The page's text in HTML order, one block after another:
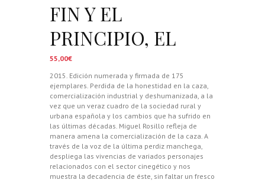
FIN Y EL
PRINCIPIO, EL
55,00€
2015. Edición numerada y firmada de 175
ejemplares. Perdida de la honestidad en la caza,
comercialización industrial y deshumanizada, a la
vez que un veraz cuadro de la sociedad rural y
urbana española y los cambios que ha sufrido en
las últimas décadas. Miguel Rosillo refleja de
manera amena la comercialización de la caza. A
través de la voz de la última perdiz manchega,
despliega las vivencias de variados personajes
relacionados con el sector cinegético y nos
muestra la decadencia de éste, sin faltar un fresco